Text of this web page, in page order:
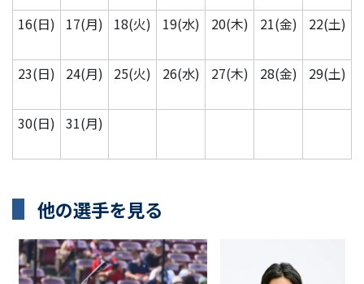
16(日) 17(月) 18(火) 19(水) 20(木) 21(金) 22(土)
23(日) 24(月) 25(火) 26(水) 27(木) 28(金) 29(土)
30(日) 31(月)
他の選手を見る